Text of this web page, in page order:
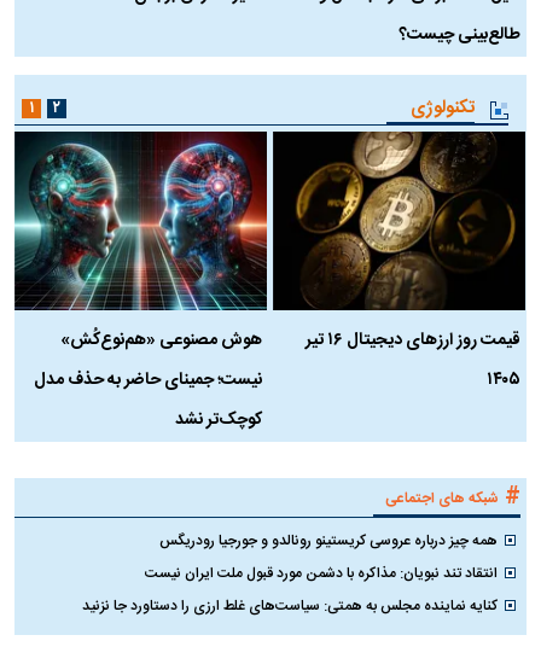
طالع‌بینی چیست؟
تکنولوژی
قیمت روز ارز‌های دیجیتال ۱۶ تیر
۱۴۰۵
هوش مصنوعی «هم‌نوع‌کُش»
نیست؛ جمینای حاضر به حذف مدل
کوچک‌تر نشد
۱ ۲
# شبکه های اجتماعی
همه چیز درباره عروسی کریستینو رونالدو و جورجیا رودریگس
انتقاد تند نبویان: مذاکره با دشمن مورد قبول ملت ایران نیست
کنایه نماینده مجلس به همتی: سیاست‌های غلط ارزی را دستاورد جا نزنید